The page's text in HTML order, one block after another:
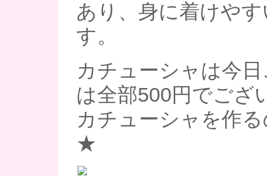
あり、身に着けや
す。
カチューシャは今
は全部500円でござ
カチューシャを作
★